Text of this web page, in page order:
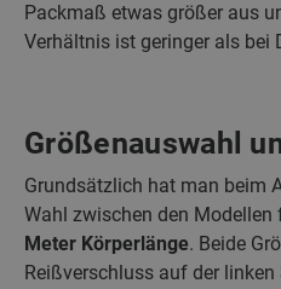
Packmaß etwas größer aus
Verhältnis ist geringer als bei
Größenauswahl
Grundsätzlich hat man beim
Wahl zwischen den Modellen
Meter Körperlänge. Beide
Reißverschluss auf der